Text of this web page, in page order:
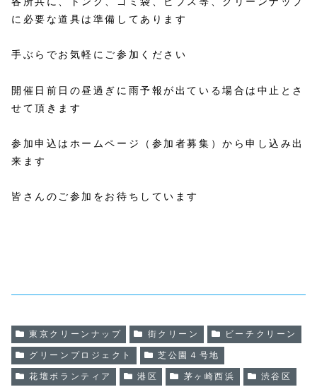
に必要な道具は準備してあります
手ぶらでお気軽にご参加ください
開催日前日の昼過ぎに雨予報が出ている場合は中止とさ
せて頂きます
参加申込はホームページ（参加者募集）から申し込み出
来ます
皆さんのご参加をお待ちしています
東京クリーンナップ 街クリーン ビーチクリーン
グリーンプロジェクト 芝公園４号地
花壇ボランティア 港区 茅ヶ崎西浜 渋谷区